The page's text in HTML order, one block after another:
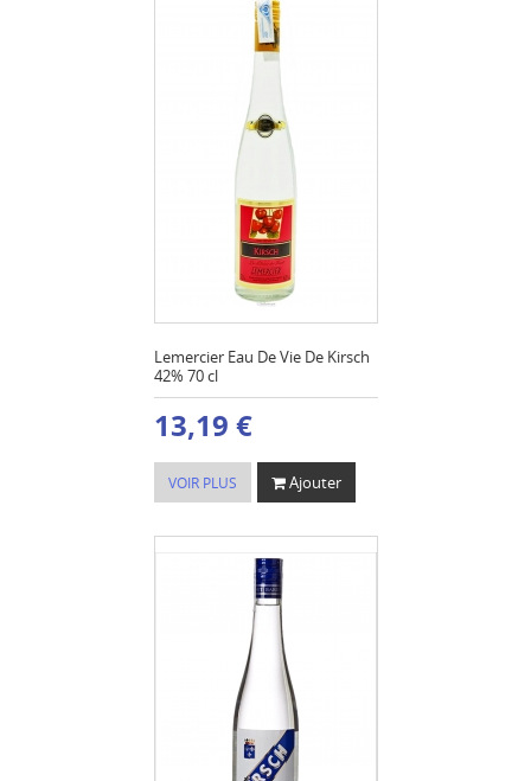
Lemercier Eau De Vie De Kirsch
42% 70 cl
13,19 €
VOIR PLUS Ajouter